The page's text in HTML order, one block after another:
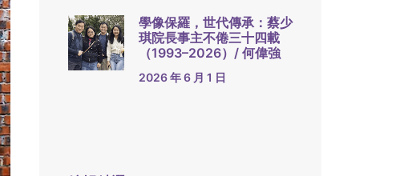
學像保羅，世代傳承：蔡少
琪院長事主不倦三十四載
（1993–2026）/ 何偉強
2026 年 6 月 1 日